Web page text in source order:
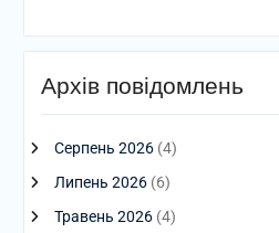
Архів повідомлень
Серпень 2026(4)
Липень 2026(6)
Травень 2026(4)